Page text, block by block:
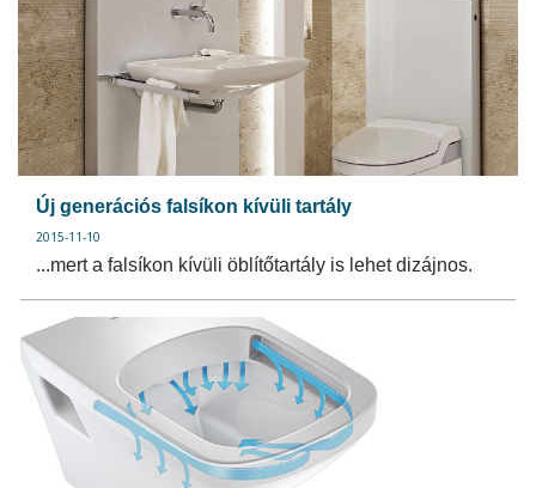
Új generációs falsíkon kívüli tartály
2015-11-10
...mert a falsíkon kívüli öblítőtartály is lehet dizájnos.